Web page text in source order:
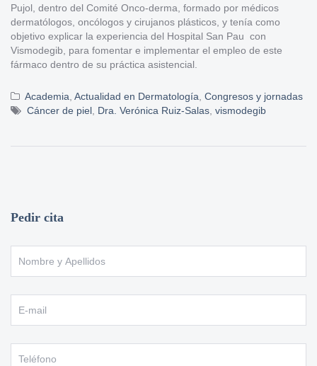
Pujol, dentro del Comité Onco-derma, formado por médicos
dermatólogos, oncólogos y cirujanos plásticos, y tenía como
objetivo explicar la experiencia del Hospital San Pau con
Vismodegib, para fomentar e implementar el empleo de este
fármaco dentro de su práctica asistencial.
Academia Actualidad en Dermatología Congresos y jornadas
Cáncer de piel Dra. Verónica Ruiz-Salas vismodegib
Pedir cita